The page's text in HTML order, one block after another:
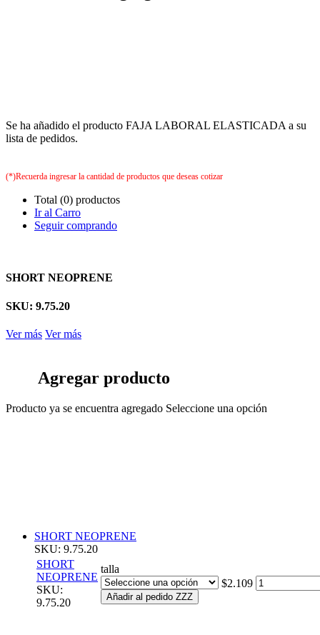
Se ha añadido el producto FAJA LABORAL ELASTICADA a su
lista de pedidos.
(*)Recuerda ingresar la cantidad de productos que deseas cotizar
Total (0) productos
Ir al Carro
Seguir comprando
SHORT NEOPRENE
SKU: 9.75.20
Ver más Ver más
Agregar producto
Producto ya se encuentra agregado Seleccione una opción
SHORT NEOPRENE
SKU: 9.75.20
SHORT
NEOPRENE
SKU:
9.75.20
talla
Añadir al pedido ZZZ
$2.109